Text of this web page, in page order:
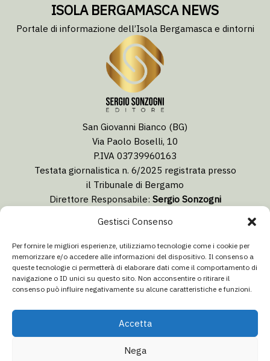
Gestisci Consenso
Per fornire le migliori esperienze, utilizziamo tecnologie come i cookie per
memorizzare e/o accedere alle informazioni del dispositivo. Il consenso a
queste tecnologie ci permetterà di elaborare dati come il comportamento di
navigazione o ID unici su questo sito. Non acconsentire o ritirare il
consenso può influire negativamente su alcune caratteristiche e funzioni.
Accetta
Nega
ISOLA BERGAMASCA NEWS
Portale di informazione dell’Isola Bergamasca e dintorni
San Giovanni Bianco (BG)
Via Paolo Boselli, 10
P.IVA 03739960163
Testata giornalistica n. 6/2025 registrata presso
il Tribunale di Bergamo
Direttore Responsabile: Sergio Sonzogni
redazione@isolabergamascanews.it
info@italiacommunication.com
Telefono: 0345 41834